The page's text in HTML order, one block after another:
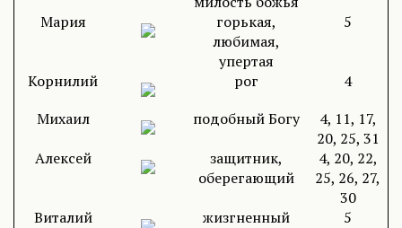
Мария
горькая,
любимая,
упертая
5
Корнилий рог
4
Михаил
подобный Богу
4, 11, 17,
20, 25, 31
Алексей
защитник,
оберегающий
4, 20, 22,
25, 26, 27,
30
Виталий
жизгненный
5